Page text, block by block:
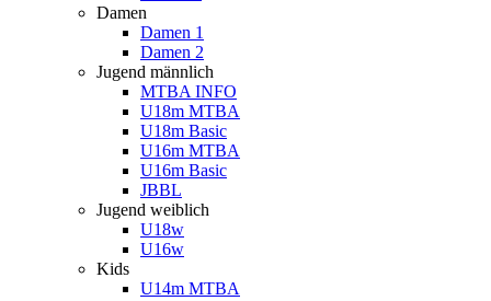
Damen
Damen 1
Damen 2
Jugend männlich
MTBA INFO
U18m MTBA
U18m Basic
U16m MTBA
U16m Basic
JBBL
Jugend weiblich
U18w
U16w
Kids
U14m MTBA